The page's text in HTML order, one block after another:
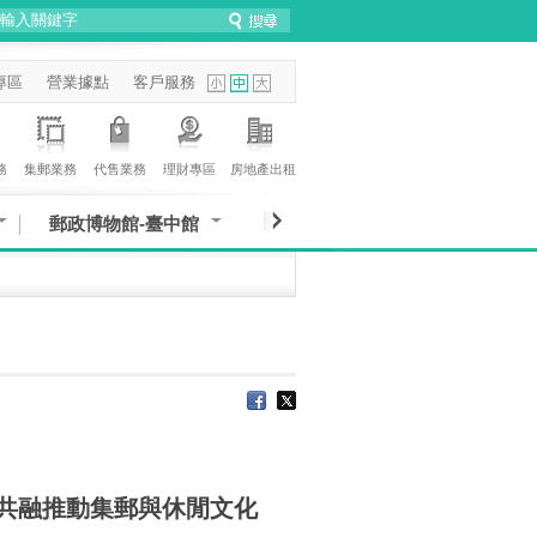
區 營業據點 客戶服務
集郵業務 代售業務 理財專區 房地產出租
郵政博物館-臺中館
融推動集郵與休閒文化